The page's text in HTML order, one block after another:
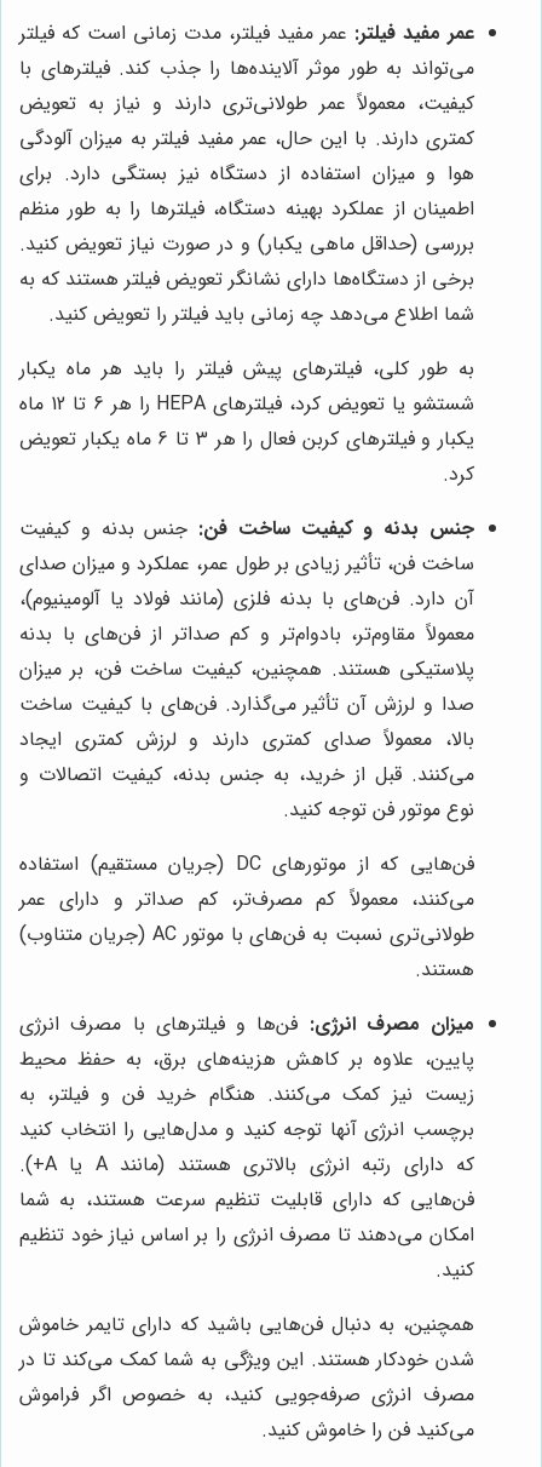
عمر مفید فیلتر: عمر مفید فیلتر، مدت زمانی است که فیلتر
می‌تواند به طور موثر آلاینده‌ها را جذب کند. فیلترهای با
کیفیت، معمولاً عمر طولانی‌تری دارند و نیاز به تعویض
کمتری دارند. با این حال، عمر مفید فیلتر به میزان آلودگی
هوا و میزان استفاده از دستگاه نیز بستگی دارد. برای
اطمینان از عملکرد بهینه دستگاه، فیلترها را به طور منظم
بررسی (حداقل ماهی یکبار) و در صورت نیاز تعویض کنید.
برخی از دستگاه‌ها دارای نشانگر تعویض فیلتر هستند که به
شما اطلاع می‌دهد چه زمانی باید فیلتر را تعویض کنید.
به طور کلی، فیلترهای پیش فیلتر را باید هر ماه یکبار
شستشو یا تعویض کرد، فیلترهای HEPA را هر 6 تا 12 ماه
یکبار و فیلترهای کربن فعال را هر 3 تا 6 ماه یکبار تعویض
کرد.
جنس بدنه و کیفیت ساخت فن: جنس بدنه و کیفیت
ساخت فن، تأثیر زیادی بر طول عمر، عملکرد و میزان صدای
آن دارد. فن‌های با بدنه فلزی (مانند فولاد یا آلومینیوم)،
معمولاً مقاوم‌تر، بادوام‌تر و کم صداتر از فن‌های با بدنه
پلاستیکی هستند. همچنین، کیفیت ساخت فن، بر میزان
صدا و لرزش آن تأثیر می‌گذارد. فن‌های با کیفیت ساخت
بالا، معمولاً صدای کمتری دارند و لرزش کمتری ایجاد
می‌کنند. قبل از خرید، به جنس بدنه، کیفیت اتصالات و
نوع موتور فن توجه کنید.
فن‌هایی که از موتورهای DC (جریان مستقیم) استفاده
می‌کنند، معمولاً کم مصرف‌تر، کم صداتر و دارای عمر
طولانی‌تری نسبت به فن‌های با موتور AC (جریان متناوب)
هستند.
میزان مصرف انرژی: فن‌ها و فیلترهای با مصرف انرژی
پایین، علاوه بر کاهش هزینه‌های برق، به حفظ محیط
زیست نیز کمک می‌کنند. هنگام خرید فن و فیلتر، به
برچسب انرژی آنها توجه کنید و مدل‌هایی را انتخاب کنید
که دارای رتبه انرژی بالاتری هستند (مانند A یا A+).
فن‌هایی که دارای قابلیت تنظیم سرعت هستند، به شما
امکان می‌دهند تا مصرف انرژی را بر اساس نیاز خود تنظیم
کنید.
همچنین، به دنبال فن‌هایی باشید که دارای تایمر خاموش
شدن خودکار هستند. این ویژگی به شما کمک می‌کند تا در
مصرف انرژی صرفه‌جویی کنید، به خصوص اگر فراموش
می‌کنید فن را خاموش کنید.